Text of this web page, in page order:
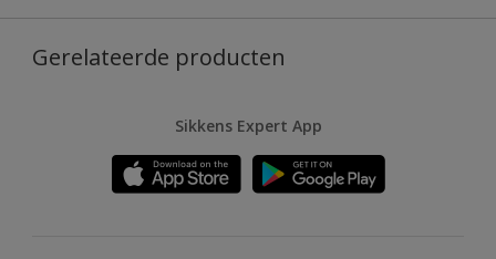
Gerelateerde producten
Sikkens Expert App